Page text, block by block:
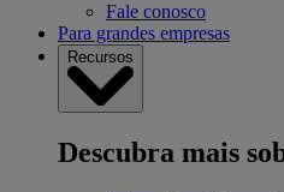
Fale conosco
Para grandes empresas
Recursos
Descubra mais